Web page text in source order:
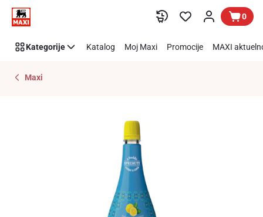
Preskoči link 0
Kategorije Katalog Moj Maxi Promocije MAXI
Maxi